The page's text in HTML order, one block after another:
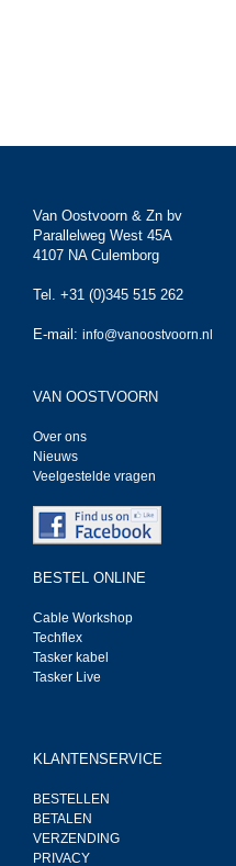
Van Oostvoorn & Zn bv
Parallelweg West 45A
4107 NA Culemborg
Tel. +31 (0)345 515 262
E-mail: info@vanoostvoorn.nl
VAN OOSTVOORN
Over ons
Nieuws
Veelgestelde vragen
BESTEL ONLINE
Cable Workshop
Techflex
Tasker kabel
Tasker Live
KLANTENSERVICE
BESTELLEN
BETALEN
VERZENDING
PRIVACY